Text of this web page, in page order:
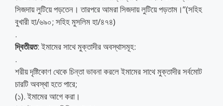
সিজদায় লুটিয়ে পড়তেন। তারপরে আমরা সিজদায় লুটিয়ে পড়তাম।”(সহিহ
বুখারী হা/৬৯০; সহিহ মুসলিম হা/৪৭৪)
.
দ্বিতীয়ত: ইমামের সাথে মুক্তাদীর অবস্থাসমূহ:
.
শরীয় দৃষ্টিকোণ থেকে চিন্তা ভাবনা করলে ইমামের সাথে মুক্তাদীর সর্বমোট
চারটি অবস্থা হতে পারে;
(১). ইমামের আগে করা।